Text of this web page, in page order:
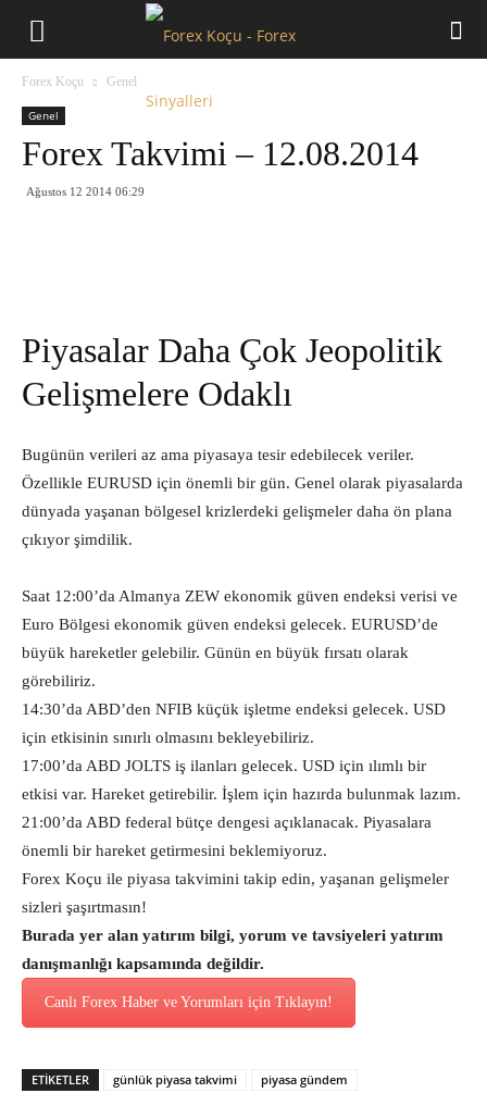
Forex Koçu Genel
Genel
Forex Takvimi – 12.08.2014
Ağustos 12 2014 06:29
Piyasalar Daha Çok Jeopolitik
Gelişmelere Odaklı
Bugünün verileri az ama piyasaya tesir edebilecek veriler.
Özellikle EURUSD için önemli bir gün. Genel olarak piyasalarda
dünyada yaşanan bölgesel krizlerdeki gelişmeler daha ön plana
çıkıyor şimdilik.
Saat 12:00’da Almanya ZEW ekonomik güven endeksi verisi ve
Euro Bölgesi ekonomik güven endeksi gelecek. EURUSD’de
büyük hareketler gelebilir. Günün en büyük fırsatı olarak
görebiliriz.
14:30’da ABD’den NFIB küçük işletme endeksi gelecek. USD
için etkisinin sınırlı olmasını bekleyebiliriz.
17:00’da ABD JOLTS iş ilanları gelecek. USD için ılımlı bir
etkisi var. Hareket getirebilir. İşlem için hazırda bulunmak lazım.
21:00’da ABD federal bütçe dengesi açıklanacak. Piyasalara
önemli bir hareket getirmesini beklemiyoruz.
Forex Koçu ile piyasa takvimini takip edin, yaşanan gelişmeler
sizleri şaşırtmasın!
Burada yer alan yatırım bilgi, yorum ve tavsiyeleri yatırım
danışmanlığı kapsamında değildir.
Canlı Forex Haber ve Yorumları için Tıklayın!
ETİKETLER günlük piyasa takvimi
piyasa gündem